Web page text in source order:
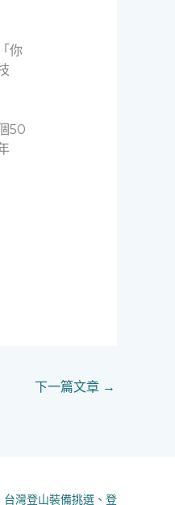
你
50
下一篇文章 →
灣登山裝備挑選、登